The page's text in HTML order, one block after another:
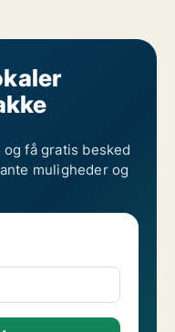
få gratis besked
muligheder og